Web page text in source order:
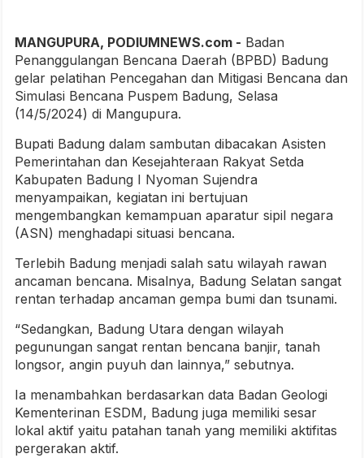
MANGUPURA, PODIUMNEWS.com - Badan
Penanggulangan Bencana Daerah (BPBD) Badung
gelar pelatihan Pencegahan dan Mitigasi Bencana dan
Simulasi Bencana Puspem Badung, Selasa
(14/5/2024) di Mangupura.
Bupati Badung dalam sambutan dibacakan Asisten
Pemerintahan dan Kesejahteraan Rakyat Setda
Kabupaten Badung I Nyoman Sujendra
menyampaikan, kegiatan ini bertujuan
mengembangkan kemampuan aparatur sipil negara
(ASN) menghadapi situasi bencana.
Terlebih Badung menjadi salah satu wilayah rawan
ancaman bencana. Misalnya, Badung Selatan sangat
rentan terhadap ancaman gempa bumi dan tsunami.
“Sedangkan, Badung Utara dengan wilayah
pegunungan sangat rentan bencana banjir, tanah
longsor, angin puyuh dan lainnya,” sebutnya.
Ia menambahkan berdasarkan data Badan Geologi
Kementerinan ESDM, Badung juga memiliki sesar
lokal aktif yaitu patahan tanah yang memiliki aktifitas
pergerakan aktif.